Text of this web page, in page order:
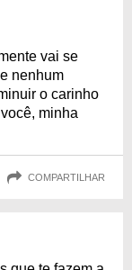
vai se
nenhum
o carinho
minha
COMPARTILHAR